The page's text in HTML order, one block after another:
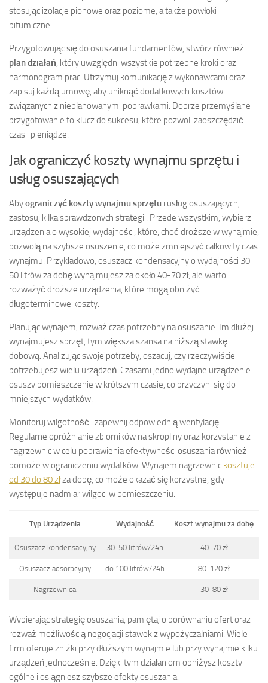
stosując izolacje pionowe oraz poziome, a także powłoki
bitumiczne.
Przygotowując się do osuszania fundamentów, stwórz również
plan działań, który uwzględni wszystkie potrzebne kroki oraz
harmonogram prac. Utrzymuj komunikację z wykonawcami oraz
zapisuj każdą umowę, aby uniknąć dodatkowych kosztów
związanych z nieplanowanymi poprawkami. Dobrze przemyślane
przygotowanie to klucz do sukcesu, które pozwoli zaoszczędzić
czas i pieniądze.
Jak ograniczyć koszty wynajmu sprzętu i
usług osuszających
Abyograniczyć koszty wynajmu sprzętu i usług osuszających,
zastosuj kilka sprawdzonych strategii. Przede wszystkim, wybierz
urządzenia o wysokiej wydajności, które, choć droższe w wynajmie,
pozwolą na szybsze osuszenie, co może zmniejszyć całkowity czas
wynajmu. Przykładowo, osuszacz kondensacyjny o wydajności 30-
50 litrów za dobę wynajmujesz za około 40-70 zł, ale warto
rozważyć droższe urządzenia, które mogą obniżyć
długoterminowe koszty.
Planując wynajem, rozważ czas potrzebny na osuszanie. Im dłużej
wynajmujesz sprzęt, tym większa szansa na niższą stawkę
dobową. Analizując swoje potrzeby, oszacuj, czy rzeczywiście
potrzebujesz wielu urządzeń. Czasami jedno wydajne urządzenie
osuszy pomieszczenie w krótszym czasie, co przyczyni się do
mniejszych wydatków.
Monitoruj wilgotność i zapewnij odpowiednią wentylację.
Regularne opróżnianie zbiorników na skropliny oraz korzystanie z
nagrzewnic w celu poprawienia efektywności osuszania również
pomoże w ograniczeniu wydatków. Wynajem nagrzewnic kosztuje
od 30 do 80 złza dobę, co może okazać się korzystne, gdy
występuje nadmiar wilgoci w pomieszczeniu.
Typ Urządzenia Wydajność Koszt wynajmu za dobę
Osuszacz kondensacyjny 30-50 litrów/24h 40-70 zł
Osuszacz adsorpcyjny do 100 litrów/24h 80-120 zł
Nagrzewnica – 30-80 zł
Wybierając strategię osuszania, pamiętaj o porównaniu ofert oraz
rozważ możliwością negocjacji stawek z wypożyczalniami. Wiele
firm oferuje zniżki przy dłuższym wynajmie lub przy wynajmie kilku
urządzeń jednocześnie. Dzięki tym działaniom obniżysz koszty
ogólne i osiągniesz szybsze efekty osuszania.